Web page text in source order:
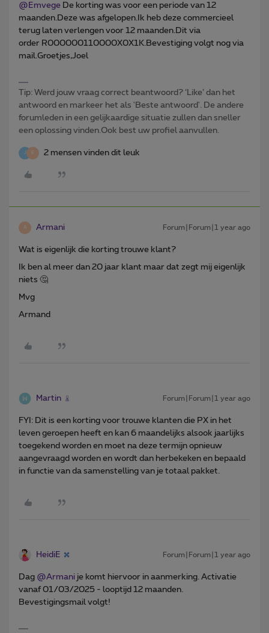
@Emvege De korting was voor een periode van 12
maanden.Deze was afgelopen.Ik heb deze commercieel
terug laten verlengen voor 12 maanden.Dit via
order R000000110000X0X1K.Bevestiging volgt nog via
mail.Groetjes,Joel
Tip: Werd jouw vraag correct beantwoord? ‘Like’ dan het
antwoord en markeer het als 'Beste antwoord'. De andere
forumleden in een gelijkaardige situatie zullen dan sneller
een oplossing vinden.Ook best uw profiel aanvullen.
J E 2 mensen vinden dit leuk
A Armani Forum|Forum|1 year ago
Wat is eigenlijk die korting trouwe klant?
Ik ben al meer dan 20 jaar klant maar dat zegt mij eigenlijk
niets 🤔
Mvg
Armand
Martin Forum|Forum|1 year ago
FYI: Dit is een korting voor trouwe klanten die PX in het
leven geroepen heeft en kan 6 maandelijks alsook jaarlijks
toegekend worden en moet na deze termijn opnieuw
aangevraagd worden en wordt dan herbekeken en bepaald
in functie van da samenstelling van je totaal pakket.
HeidiE Forum|Forum|1 year ago
Dag ​ @Armani je komt hiervoor in aanmerking. Activatie
vanaf 01/03/2025 - looptijd 12 maanden.
Bevestigingsmail volgt!